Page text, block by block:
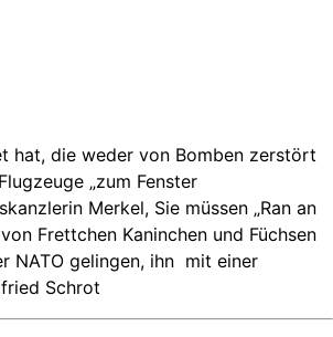
hat, die weder von Bomben zerstört
„zum Fenster
Merkel, Sie müssen „Ran an
Frettchen Kaninchen und Füchsen
NATO gelingen, ihn mit einer
Schrot